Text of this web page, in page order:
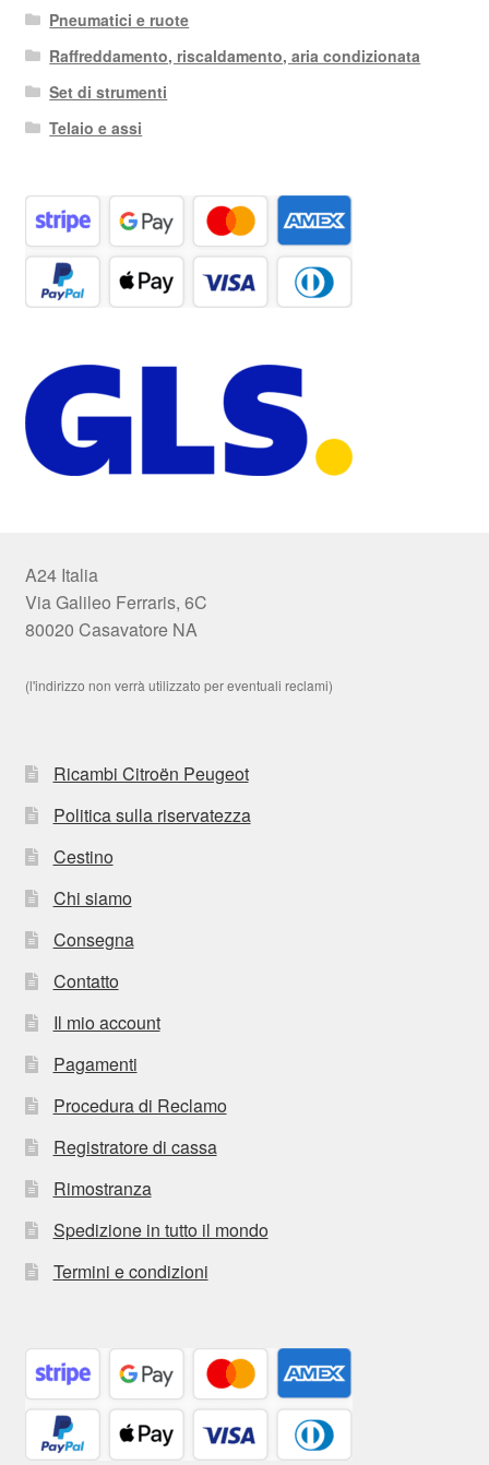
Pneumatici e ruote
Raffreddamento, riscaldamento, aria condizionata
Set di strumenti
Telaio e assi
A24 Italia
Via Galileo Ferraris, 6C
80020 Casavatore NA
(l'indirizzo non verrà utilizzato per eventuali reclami)
Ricambi Citroën Peugeot
Politica sulla riservatezza
Cestino
Chi siamo
Consegna
Contatto
Il mio account
Pagamenti
Procedura di Reclamo
Registratore di cassa
Rimostranza
Spedizione in tutto il mondo
Termini e condizioni